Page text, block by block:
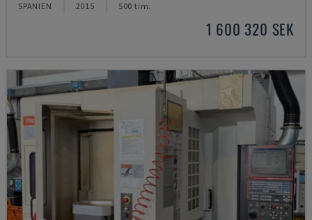
SPANIEN 2015 500 tim.
1 600 320 SEK